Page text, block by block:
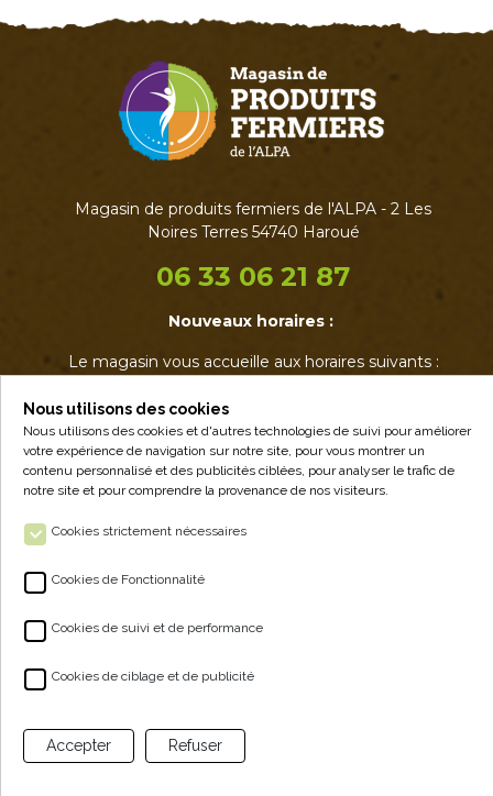
Magasin de produits fermiers de l'ALPA - 2 Les
Noires Terres 54740 Haroué
06 33 06 21 87
Nouveaux horaires :
Le magasin vous accueille aux horaires suivants :
• Jeudi : 17h - 19h
• Vendredi : 14h - 19h
• Samedi : 9h - 12h30
ALPA - VENTE À LA FERME
ESPACE CLIENT
Nous utilisons des cookies
Nous utilisons des cookies et d'autres technologies de suivi pour améliorer
votre expérience de navigation sur notre site, pour vous montrer un
contenu personnalisé et des publicités ciblées, pour analyser le trafic de
notre site et pour comprendre la provenance de nos visiteurs.
Cookies strictement nécessaires
Cookies de Fonctionnalité
Cookies de suivi et de performance
Cookies de ciblage et de publicité
Accepter Refuser